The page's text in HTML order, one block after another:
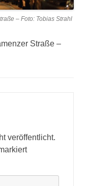
– Foto: Tobias Strahl
Straße –
veröffentlicht.